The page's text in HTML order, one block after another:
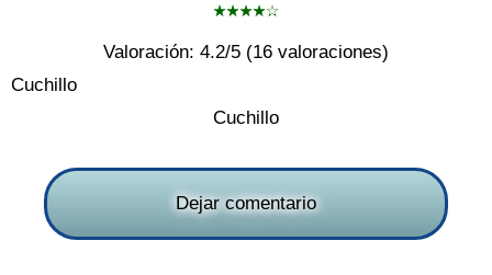
Valoración: 4.2/5 (16 valoraciones)
Cuchillo
Cuchillo
Dejar comentario